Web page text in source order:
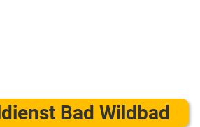
Bad Wildbad